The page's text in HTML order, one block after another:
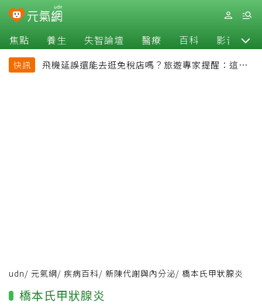
焦點 養生 失智論壇 醫療 百科 影音
快訊
飛機延誤還能去逛免稅店嗎？旅遊專家提醒：這個
udn/ 元氣網/ 疾病百科/ 新陳代謝與內分泌/ 橋本氏甲狀腺炎
橋本氏甲狀腺炎